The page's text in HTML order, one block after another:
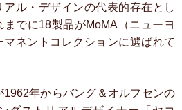
ル・デザインの代表的存在とし
でに18製品がMoMA（ニューヨ
ネントコレクションに選ばれて
年からバング＆オルフセンの